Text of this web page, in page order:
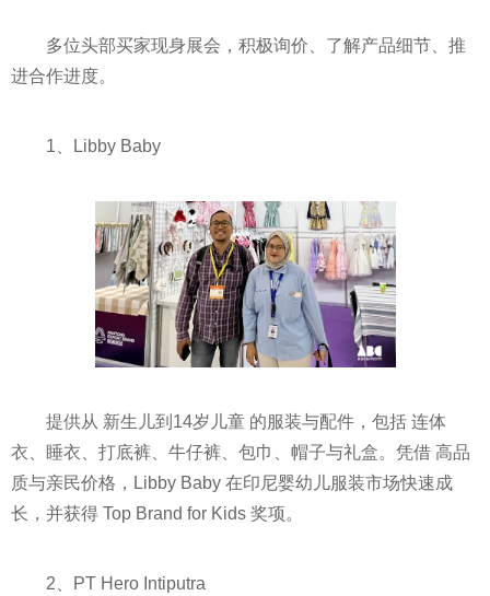
多位头部买家现身展会，积极询价、了解产品细节、推
进合作进度。
1、Libby Baby
提供从 新生儿到14岁儿童 的服装与配件，包括 连体
衣、睡衣、打底裤、牛仔裤、包巾、帽子与礼盒。凭借 高品
质与亲民价格，Libby Baby 在印尼婴幼儿服装市场快速成
长，并获得 Top Brand for Kids 奖项。
2、PT Hero Intiputra